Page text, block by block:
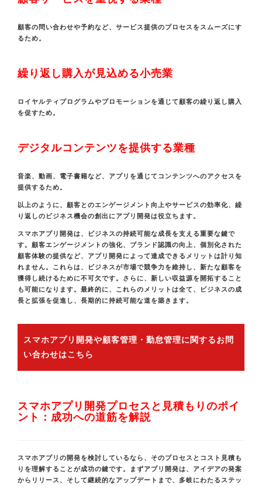
顧客の問い合わせや予約など、サービス提供のプロセスをスムーズにす
るため。
繰り返し購入が見込める小売業
ロイヤルティプログラムやプロモーションを通じて顧客の繰り返し購入
を促すため。
デジタルコンテンツを提供する業種
音楽、動画、電子書籍など、アプリを通じてコンテンツへのアクセスを
提供するため。
以上のように、顧客とのエンゲージメント向上やサービスの効率化、繰
り返しのビジネス機会の創出にアプリ開発は役立ちます。
スマホアプリ開発は、ビジネスの持続可能な成長を支える重要な鍵で
す。顧客エンゲージメントの強化、ブランド認識の向上、個別化された
顧客体験の提供など、アプリ開発によって達成できるメリットは計り知
れません。これらは、ビジネスが市場で競争力を維持し、新たな顧客を
獲得し続けるために不可欠です。さらに、新しい収益源を開拓すること
も可能になります。最終的に、これらのメリットは全て、ビジネスの成
長と拡張を促進し、長期的に持続可能な道を築きます。
スマホアプリ開発や顧客管理・勤怠管理に関するお問
い合わせはこちら
スマホアプリ開発プロセスと見積もりのポイ
ント：成功への道筋を解説
スマホアプリの開発を検討しているなら、そのプロセスとコスト見積も
りを理解することが成功の鍵です。まずアプリ開発は、アイデアの発案
からリリース、そして継続的なアップデートまで、多岐にわたるステッ